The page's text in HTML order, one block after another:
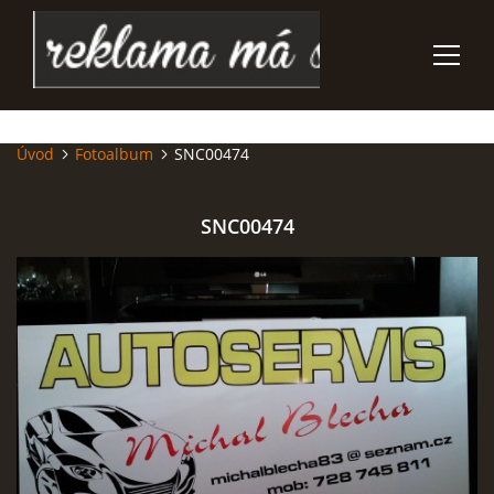
ÚVOD
REKLAMNÍ - DÁRKOVÉ PŘEDMĚTY
POLEPY VOZIDEL
SUBLIMAČNÍ NÁŠIVKY
POTISK TEXTILU
Úvod Fotoalbum SNC00474
SNC00474